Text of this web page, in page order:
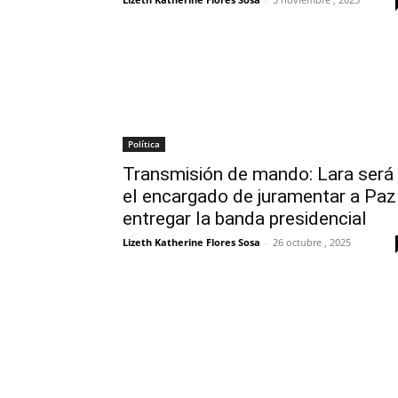
Política
Transmisión de mando: Lara será
el encargado de juramentar a
entregar la banda presidencial
Lizeth Katherine Flores Sosa - 26 octubre , 2025